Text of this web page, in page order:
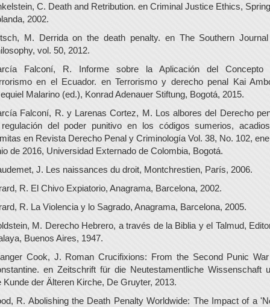
C. Death and Retribution. en Criminal Justice Ethics,
2002.
M. Derrida on the death penalty. en The Southern
vol. 50, 2012.
Falconí, R. Informe sobre la Aplicación del Concepto
en el Ecuador. en Terrorismo y derecho penal Kai
Malarino (ed.), Konrad Adenauer Stiftung, Bogotá, 2015.
Falconí, R. y Larenas Cortez, M. Los albores del Derecho
del poder punitivo en los códigos sumerios,
en Revista Derecho Penal y Criminología Vol. 38, No. 102,
de 2016, Universidad Externado de Colombia, Bogotá.
J. Les naissances du droit, Montchrestien, París, 2006.
R. El Chivo Expiatorio, Anagrama, Barcelona, 2002.
R. La Violencia y lo Sagrado, Anagrama, Barcelona, 2005.
M. Derecho Hebrero, a través de la Biblia y el Talmud,
Buenos Aires, 1947.
Cook, J. Roman Crucifixions: From the Second Punic
en Zeitschrift für die Neutestamentliche Wissenschaft
Kunde der Älteren Kirche, De Gruyter, 2013.
R. Abolishing the Death Penalty Worldwide: The Impact of a